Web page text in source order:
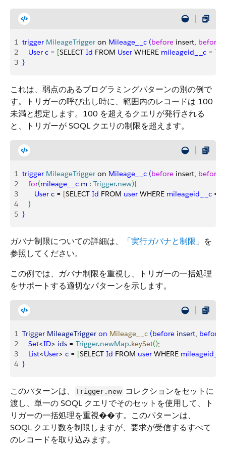
1 trigger MileageTrigger on Mileage__c (before insert, before
2
   User
c = [SELECT Id FROM User WHERE mileageid__c =
3 }
これは、弱点のあるプログラミングパターンの別の例で
す。トリガーの呼び出し時に、範囲内のレコードは 100
未満と想定します。100 を超えるクエリが発行される
と、トリガーが SOQL クエリの制限を超えます。
1 trigger MileageTrigger on Mileage__c (before insert, before
2
   for
(mileage__c m : Trigger.new){
3
      User
c = [SELECT Id FROM user WHERE mileageid__c =
4
}
5 }
ガバナ制限についての詳細は、 「実行ガバナと制限」 を
参照してください。
この例では、ガバナ制限を重視し、トリガーの一括処理
をサポートする適切なパターンを示します。
1 Trigger MileageTrigger on Mileage__c (before insert, before
2
   Set
<ID> ids = Trigger.newMap.keySet();
3
   List
<User> c = [SELECT Id FROM user WHERE mileageid__c
4 }
このパターンは、 Trigger. new コレクションをセットに
渡し、単一の SOQL クエリでそのセットを使用して、ト
リガーの一括処理を重視��す。このパターンは、
SOQL クエリ数を制限しますが、要求が受信するすべて
のレコードを取り込みます。